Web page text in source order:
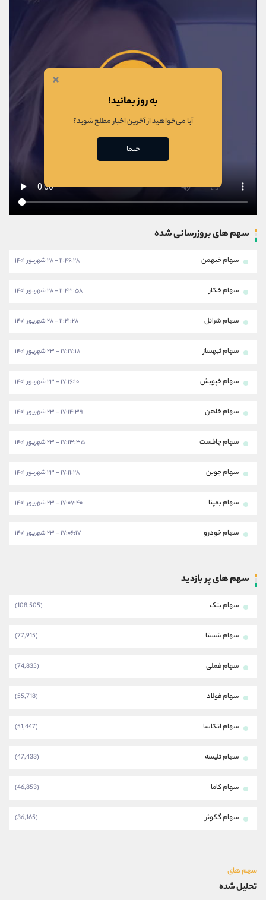
سهم های بروزرسانی شده
سهام خبهمن ۱۱:۴۶:۲۸ - ۲۸ شهریور ۱۴۰۱
سهام خکار ۱۱:۴۳:۵۸ - ۲۸ شهریور ۱۴۰۱
سهام شرانل ۱۱:۴۱:۲۸ - ۲۸ شهریور ۱۴۰۱
سهام ثبهساز ۱۷:۱۷:۱۸ - ۲۳ شهریور ۱۴۰۱
سهام خپویش ۱۷:۱۶:۱۰ - ۲۳ شهریور ۱۴۰۱
سهام خاهن ۱۷:۱۴:۳۹ - ۲۳ شهریور ۱۴۰۱
سهام چافست ۱۷:۱۳:۳۵ - ۲۳ شهریور ۱۴۰۱
سهام جوین ۱۷:۱۱:۲۸ - ۲۳ شهریور ۱۴۰۱
سهام بمپنا ۱۷:۰۷:۴۰ - ۲۳ شهریور ۱۴۰۱
سهام خودرو ۱۷:۰۶:۱۷ - ۲۳ شهریور ۱۴۰۱
سهم های پر بازدید
سهام بتک (108,505)
سهام شستا (77,915)
سهام فملی (74,835)
سهام فولاد (55,718)
سهام اتکاسا (51,447)
سهام تلیسه (47,433)
سهام کاما (46,853)
سهام گکوثر (36,165)
سهم های
تحلیل شده
×
به روز بمانید!
آیا می‌خواهید از آخرین اخبار مطلع شوید؟
حتما